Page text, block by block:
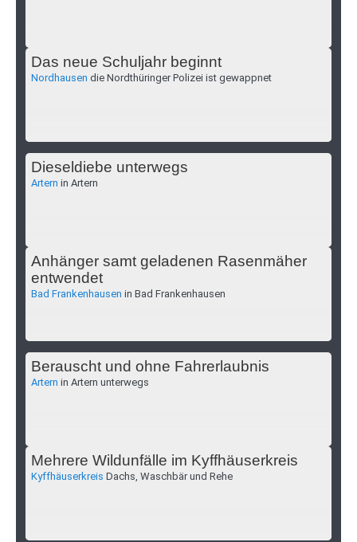
Das neue Schuljahr beginnt
Nordhausen die Nordthüringer Polizei ist gewappnet
Dieseldiebe unterwegs
Artern in Artern
Anhänger samt geladenen Rasenmäher
entwendet
Bad Frankenhausen in Bad Frankenhausen
Berauscht und ohne Fahrerlaubnis
Artern in Artern unterwegs
Mehrere Wildunfälle im Kyffhäuserkreis
Kyffhäuserkreis Dachs, Waschbär und Rehe